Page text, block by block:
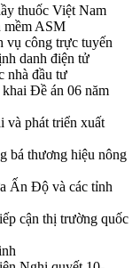
thuốc Việt Nam
mềm ASM
vụ công trực tuyến
danh điện tử
nhà đầu tư
Đề án 06 năm
và phát triển xuất
bá thương hiệu nông
Ấn Độ và các tỉnh
cận thị trường quốc